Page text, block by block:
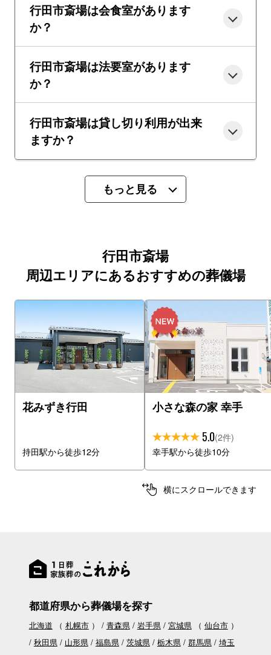
行田市斎場は会食室があります
か？
行田市斎場は法要室があります
か？
行田市斎場は貸し切り利用が出来
ますか？
もっと見る
行田市斎場
周辺エリアにあるおすすめの葬儀場
花みずき行田
持田駅から徒歩12分
小さな森の家 幸手
5.0(2件)
幸手駅から徒歩10分
横にスクロールできます
都道府県から葬儀場を探す
北海道 （ 札幌市） 青森県 岩手県 宮城県（ 仙台市）
秋田県
山形県 福島県 茨城県 栃木県 群馬県
埼玉